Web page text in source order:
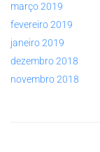
março 2019
fevereiro 2019
janeiro 2019
dezembro 2018
novembro 2018